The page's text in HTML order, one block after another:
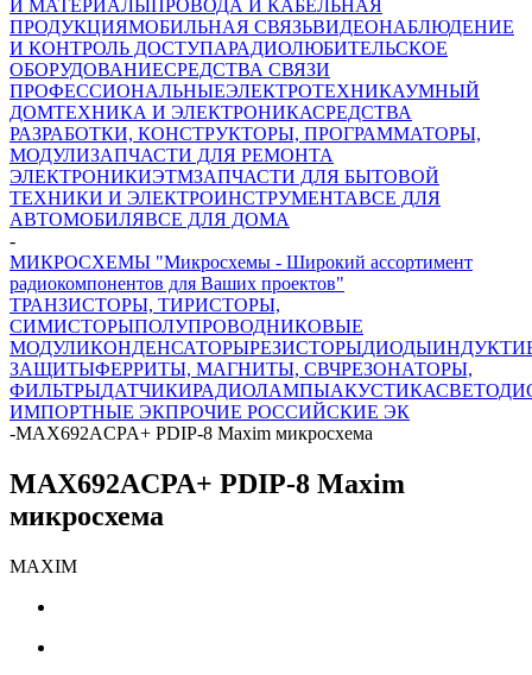
И МАТЕРИАЛЫПРОВОДА И КАБЕЛЬНАЯ
ПРОДУКЦИЯМОБИЛЬНАЯ СВЯЗЬВИДЕОНАБЛЮДЕНИЕ
И КОНТРОЛЬ ДОСТУПАРАДИОЛЮБИТЕЛЬСКОЕ
ОБОРУДОВАНИЕСРЕДСТВА СВЯЗИ
ПРОФЕССИОНАЛЬНЫЕЭЛЕКТРОТЕХНИКАУМНЫЙ
ДОМТЕХНИКА И ЭЛЕКТРОНИКАСРЕДСТВА
РАЗРАБОТКИ, КОНСТРУКТОРЫ, ПРОГРАММАТОРЫ,
МОДУЛИЗАПЧАСТИ ДЛЯ РЕМОНТА
ЭЛЕКТРОНИКИЭТМЗАПЧАСТИ ДЛЯ БЫТОВОЙ
ТЕХНИКИ И ЭЛЕКТРОИНСТРУМЕНТАВСЕ ДЛЯ
АВТОМОБИЛЯВСЕ ДЛЯ ДОМА
-
МИКРОСХЕМЫ "Микросхемы - Широкий ассортимент
радиокомпонентов для Ваших проектов"
ТРАНЗИСТОРЫ, ТИРИСТОРЫ,
СИМИСТОРЫПОЛУПРОВОДНИКОВЫЕ
МОДУЛИКОНДЕНСАТОРЫРЕЗИСТОРЫДИОДЫ
ЗАЩИТЫФЕРРИТЫ, МАГНИТЫ, СВЧРЕЗОНАТОРЫ,
ФИЛЬТРЫДАТЧИКИРАДИОЛАМПЫАКУСТИКА
ИМПОРТНЫЕ ЭКПРОЧИЕ РОССИЙСКИЕ ЭК
-MAX692ACPA+ PDIP-8 Maxim микросхема
MAX692ACPA+ PDIP-8 Maxim
микросхема
MAXIM